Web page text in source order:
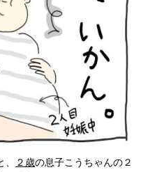
２歳の息子こうちゃんの２